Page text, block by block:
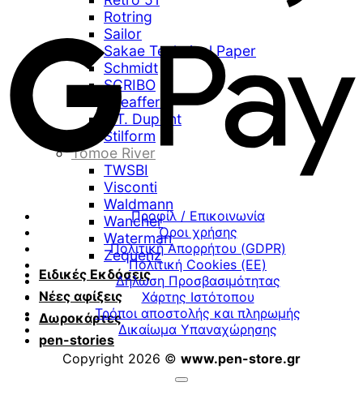
Rotring
Sailor
Sakae Technical Paper
Schmidt
SCRIBO
Sheaffer
S.T. Dupont
Stilform
Tomoe River
TWSBI
Visconti
Waldmann
Wancher
Waterman
Zequenz
Ειδικές Εκδόσεις
Νέες αφίξεις
Δωροκάρτες
pen-stories
Προφίλ / Επικοινωνία
Όροι χρήσης
Πολιτική Απορρήτου (GDPR)
Πολιτική Cookies (ΕΕ)
Δήλωση Προσβασιμότητας
Χάρτης Ιστότοπου
Τρόποι αποστολής και πληρωμής
Δικαίωμα Υπαναχώρησης
Copyright 2026 © www.pen-store.gr